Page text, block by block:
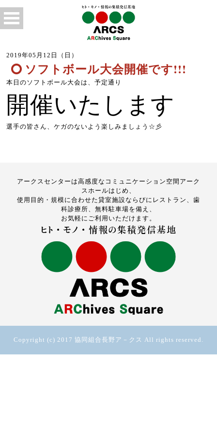
2019年05月12日（日）
ソフトボール大会開催です!!!
本日のソフトボール大会は、予定通り
開催いたします
選手の皆さん、ケガのないよう楽しみましょう☆彡
アークスセンターは高感度なコミュニケーション空間アーク
スホールはじめ、
使用目的・規模に合わせた貸室施設ならびにレストラン、歯
科診療所、無料駐車場を備え、
お気軽にご利用いただけます。
Copyright (c) 2017 協同組合長野ア－クス All rights reserved.